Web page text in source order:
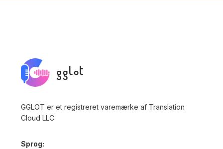
GGLOT er et registreret varemærke af Translation
Cloud LLC
Sprog: